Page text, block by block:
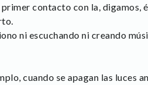
contacto con la, digamos,
ni escuchando ni creando
cuando se apagan las luces